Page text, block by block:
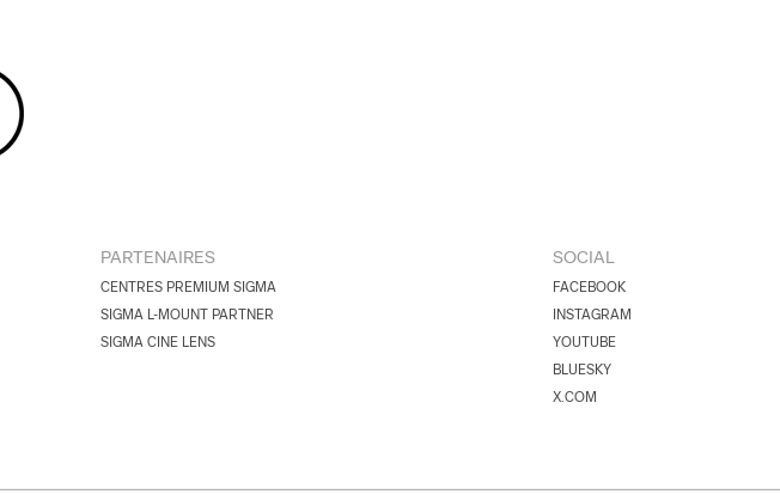
PARTENAIRES
CENTRES PREMIUM SIGMA
SIGMA L-MOUNT PARTNER
SIGMA CINE LENS
SOCIAL
FACEBOOK
INSTAGRAM
YOUTUBE
BLUESKY
X.COM